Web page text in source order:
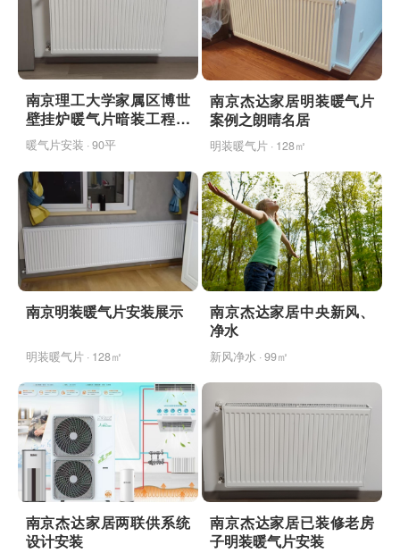
南京理工大学家属区博世
壁挂炉暖气片暗装工程完
工案例
暖气片安装 · 90平
南京杰达家居明装暖气片
案例之朗晴名居
明装暖气片 · 128㎡
南京明装暖气片安装展示
明装暖气片 · 128㎡
南京杰达家居中央新风、
净水
新风净水 · 99㎡
南京杰达家居两联供系统
设计安装
南京杰达家居已装修老房
子明装暖气片安装